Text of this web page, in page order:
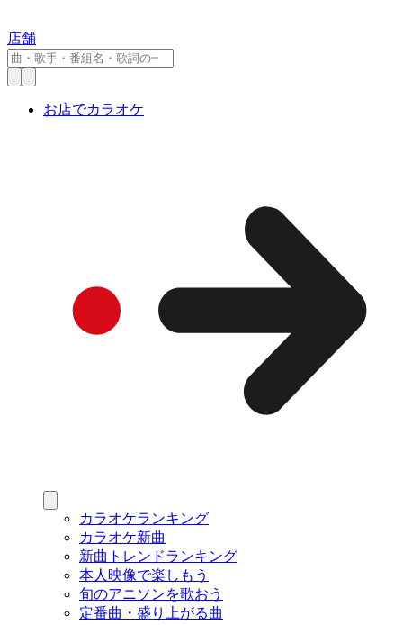
店舗
お店でカラオケ
カラオケランキング
カラオケ新曲
新曲トレンドランキング
本人映像で楽しもう
旬のアニソンを歌おう
定番曲・盛り上がる曲